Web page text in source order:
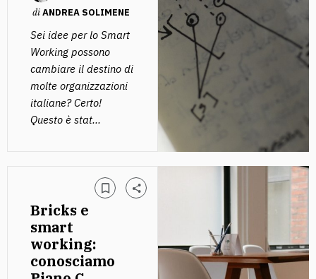
diANDREA SOLIMENE
Sei idee per lo Smart
Working possono
cambiare il destino di
molte organizzazioni
italiane? Certo!
Questo è stat...
Bricks e
smart
working:
conosciamo